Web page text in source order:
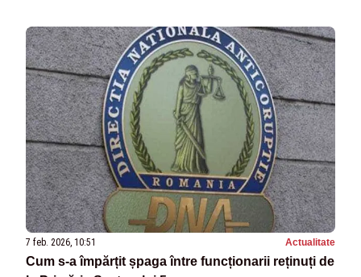
7 feb. 2026, 10:51 Actualitate
Cum s-a împărțit șpaga între funcționarii reținuți de